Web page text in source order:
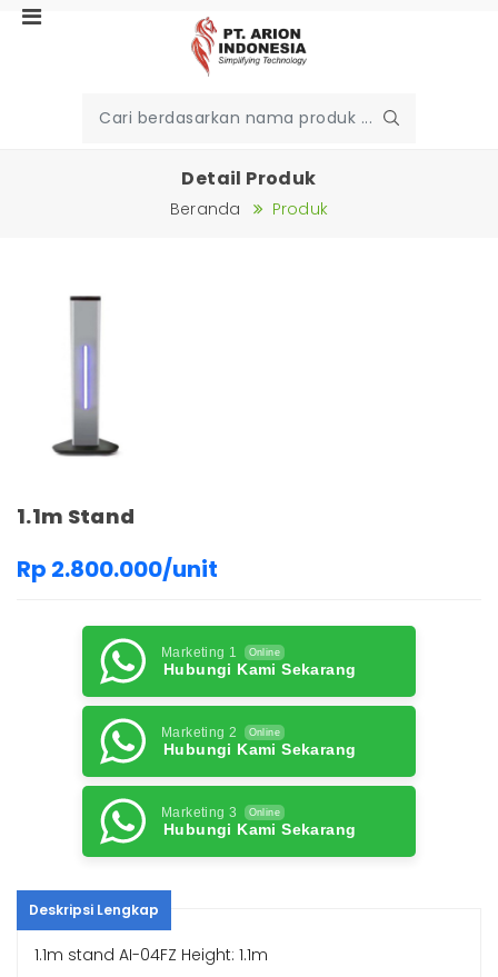
Detail Produk
Beranda Produk
1.1m Stand
Rp 2.800.000/unit
Marketing 1 Online
Hubungi Kami Sekarang
Marketing 2 Online
Hubungi Kami Sekarang
Marketing 3 Online
Hubungi Kami Sekarang
Deskripsi Lengkap
1.1m stand AI-04FZ Height: 1.1m